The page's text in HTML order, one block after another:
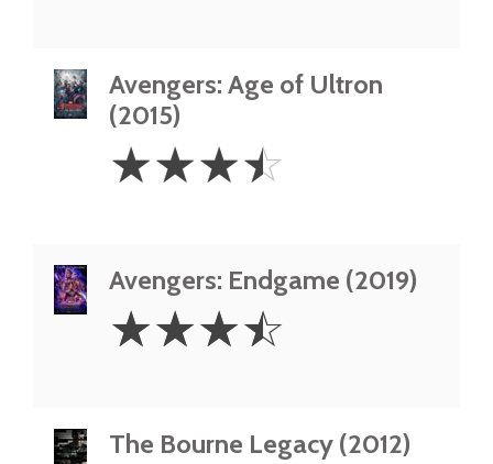
Avengers: Age of Ultron
(2015)
3.5
Stars
☆☆☆☆
Avengers: Endgame (2019)
3.5
Stars
☆☆☆☆
The Bourne Legacy (2012)